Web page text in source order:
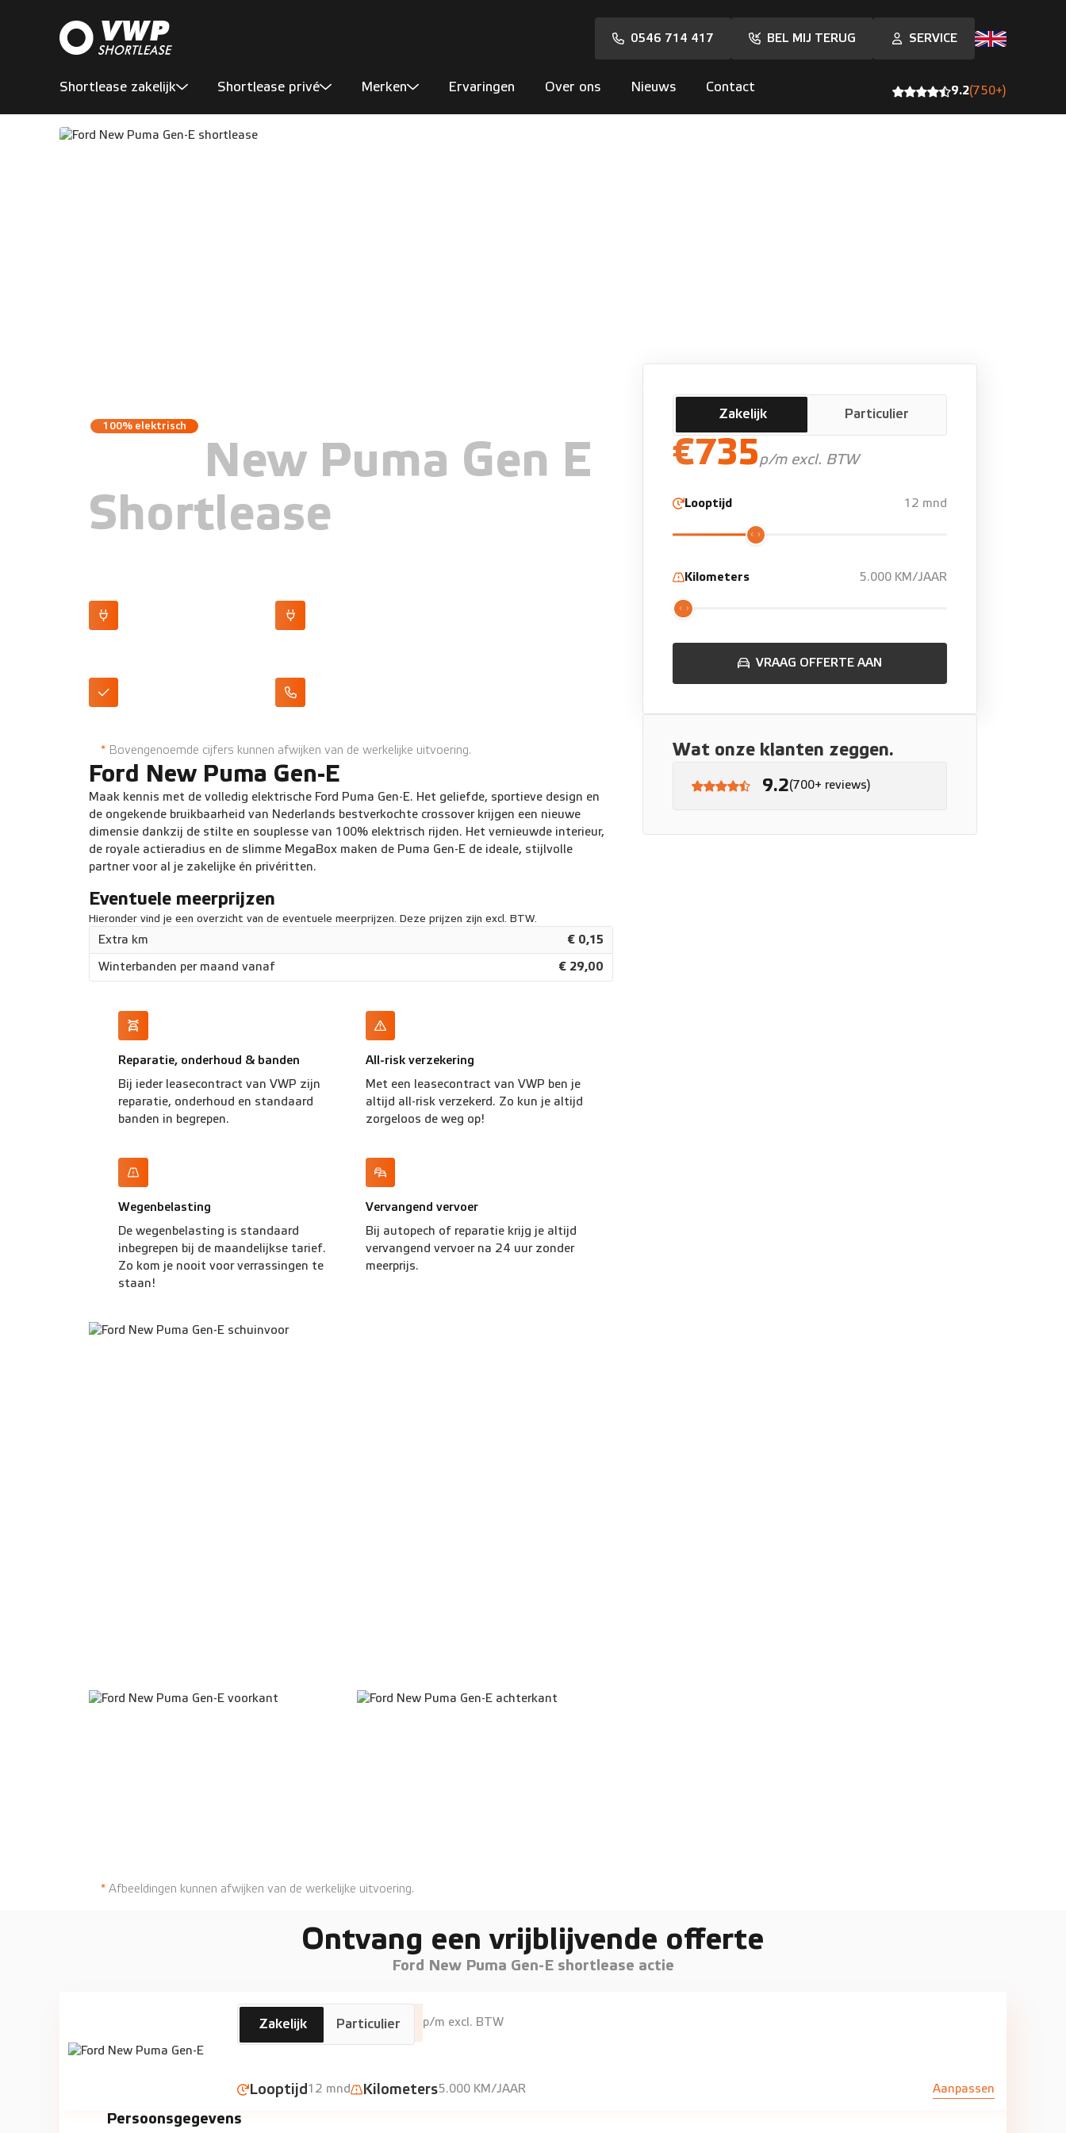
0546 714 417 BEL MIJ TERUG SERVICE
Shortlease zakelijk Shortlease privé Merken Ervaringen Over ons Nieuws Contact 9.2(750+)
100% elektrisch
New Puma Gen E
Shortlease
*Bovengenoemde cijfers kunnen afwijken van de werkelijke uitvoering.
Ford New Puma Gen-E
Maak kennis met de volledig elektrische Ford Puma Gen-E. Het geliefde, sportieve design en
de ongekende bruikbaarheid van Nederlands bestverkochte crossover krijgen een nieuwe
dimensie dankzij de stilte en souplesse van 100% elektrisch rijden. Het vernieuwde interieur,
de royale actieradius en de slimme MegaBox maken de Puma Gen-E de ideale, stijlvolle
partner voor al je zakelijke én privéritten.
Eventuele meerprijzen
Hieronder vind je een overzicht van de eventuele meerprijzen. Deze prijzen zijn excl. BTW.
Extra km € 0,15
Winterbanden per maand vanaf € 29,00
Reparatie, onderhoud & banden
Bij ieder leasecontract van VWP zijn
reparatie, onderhoud en standaard
banden in begrepen.
All-risk verzekering
Met een leasecontract van VWP ben je
altijd all-risk verzekerd. Zo kun je altijd
zorgeloos de weg op!
Wegenbelasting
De wegenbelasting is standaard
inbegrepen bij de maandelijkse tarief.
Zo kom je nooit voor verrassingen te
staan!
Vervangend vervoer
Bij autopech of reparatie krijg je altijd
vervangend vervoer na 24 uur zonder
meerprijs.
*Afbeeldingen kunnen afwijken van de werkelijke uitvoering.
Zakelijk Particulier
€735p/m excl. BTW
Looptijd 12 mnd
Kilometers 5.000 KM/JAAR
VRAAG OFFERTE AAN
Wat onze klanten zeggen.
9.2(700+ reviews)
Ontvang een vrijblijvende offerte
Ford New Puma Gen-E shortlease actie
Ford
New Puma Gen E
€735 p/m excl. BTW
Looptijd12 mnd Kilometers5.000 KM/JAAR Aanpassen
Zakelijk Particulier
Persoonsgegevens